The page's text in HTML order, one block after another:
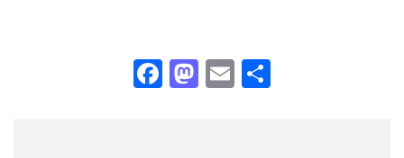
Facebook
Mastodon
Email